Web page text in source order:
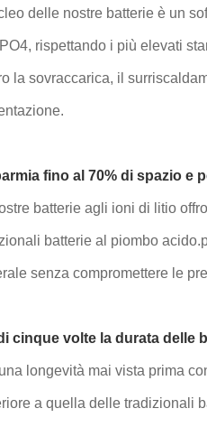
delle nostre batterie è un
rispettando i più elevati
la sovraccarica, il
fino al 70% di spazio e
batterie agli ioni di litio
batterie al piombo
senza compromettere le
cinque volte la durata delle
longevità mai vista prima
a quella delle tradizionali